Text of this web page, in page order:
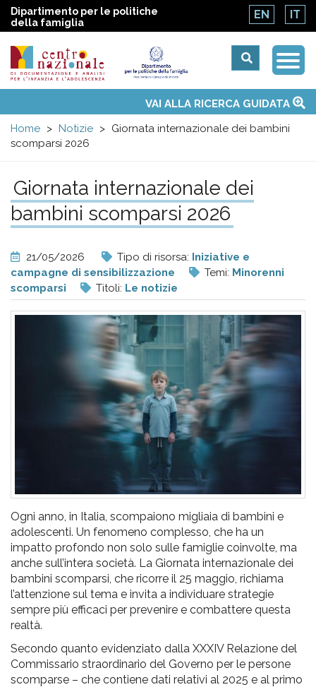
Dipartimento per le politiche
della famiglia
EN IT
Centro
nazionale
di
Documentazione
e
analisi
pr
l'infanzia
l'adolescenza
menu
Temi
Attività
Convenzione ONUVAI ALLA RICERCA GUIDATA
Home
Notizie
Giornata internazionale dei bambini
scomparsi 2026
Giornata internazionale dei
bambini scomparsi 2026
21/05/2026 Tipo di risorsa: Iniziative e
campagne di sensibilizzazione
Temi: Minorenni
scomparsi
Titoli: Le notizie
Ogni anno, in Italia, scompaiono migliaia di bambini e
adolescenti. Un fenomeno complesso, che ha un
impatto profondo non solo sulle famiglie coinvolte, ma
anche sull’intera società. La Giornata internazionale dei
bambini scomparsi, che ricorre il 25 maggio, richiama
l’attenzione sul tema e invita a individuare strategie
sempre più efficaci per prevenire e combattere questa
realtà.
Secondo quanto evidenziato dalla XXXIV Relazione del
Commissario straordinario del Governo per le persone
scomparse – che contiene dati relativi al 2025 e al primo